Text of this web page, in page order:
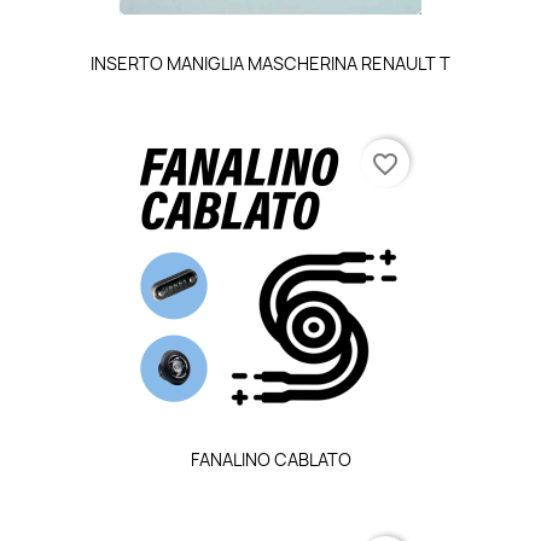
INSERTO MANIGLIA MASCHERINA RENAULT T
FANALINO CABLATO
favorite_border